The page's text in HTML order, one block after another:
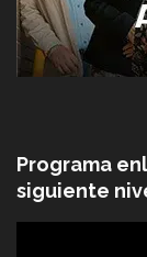
Programa
siguiente